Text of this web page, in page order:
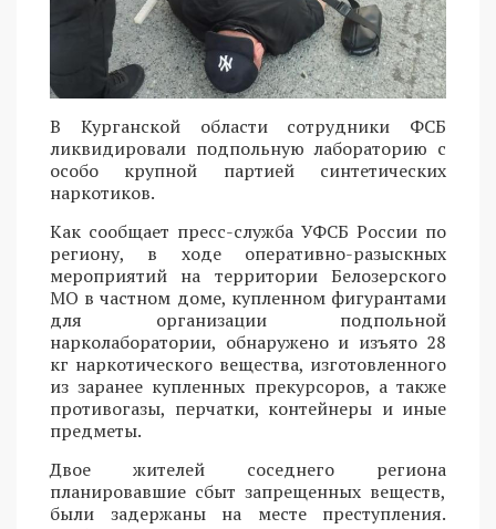
В Курганской области сотрудники ФСБ
ликвидировали подпольную лабораторию с
особо крупной партией синтетических
наркотиков.
Как сообщает пресс-служба УФСБ России по
региону, в ходе оперативно-разыскных
мероприятий на территории Белозерского
МО в частном доме, купленном фигурантами
для организации подпольной
нарколаборатории, обнаружено и изъято 28
кг наркотического вещества, изготовленного
из заранее купленных прекурсоров, а также
противогазы, перчатки, контейнеры и иные
предметы.
Двое жителей соседнего региона
планировавшие сбыт запрещенных веществ,
были задержаны на месте преступления.